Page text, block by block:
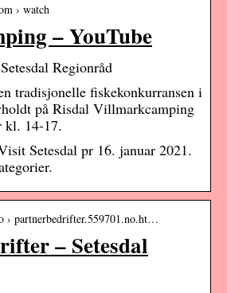
› watch
– YouTube
Regionråd
tradisjonelle fiskekonkurransen i
på Risdal Villmarkcamping
kl. 14-17.
Setesdal pr 16. januar 2021.
› partnerbedrifter.559701.no.ht…
– Setesdal